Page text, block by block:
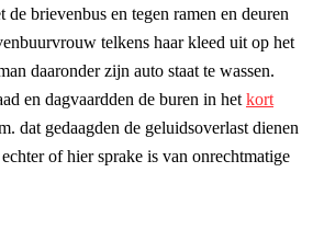
de brievenbus en tegen ramen en deuren
telkens haar kleed uit op het
daaronder zijn auto staat te wassen.
en dagvaardden de buren in het kort
dat gedaagden de geluidsoverlast dienen
of hier sprake is van onrechtmatige